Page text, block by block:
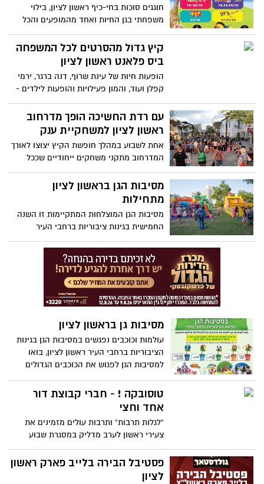
חוגגים סוכות בחי-כיף ראשון לציון, בילוי
משפחתי בגן החיות ואחד מהמופעים והכל
בכרטיס אחד בין התאריכים 17-24.10.2016
קיץ גדול מהסרטים לכל המשפחה
ביס פלאנט ראשון לציון
הופעות חיות של עינת שרוף, דנה ברגר, ירמי
קפלן ועוד, והמון פעילויות והופעות לילדים -
מיכל הקטנה, קופיקו, ופסטיבלים מתחלפים
בהשראת סרטי הקיץ.... והכל ללא תשלום
עם רדת החשיכה הופך מדרחוב
ראשון לציון למשחקיית ענק
אחת לשבוע במהלך חופשת הקיץ יצוצו לאורך
המדרחוב מתקני משחקים ייחודיים שככל
הנראה לא תפגשו בשום מקום אחר * ממתקן
תופים ענק שילדים יכולים לשחק עליו ולהפיק
צלילים ועד מתקנים אישיים קטנים, שאפשר
גם ברובע הבילויים *הכניסה חופשית*
מסיבות הגן בראשון לציון
מתחילות
מסיבות הגן המוצלחות המתקיימות זו השנה
החמישית בגינות ציבוריות ברחבי העיר
בחודשי הקיץ, יתקיימו ב-17 גינות ציבוריות
ברחבי העיר * בתפריט: מופעים של כוכבי
מסיבות והכול בחינם
מסיבות גן בראשון לציון
עולמות וכוכבים נפגשים במסיבות הגן בגינות
הציבוריות ברחבי העיר ראשון לציון, בואו
למסיבות הגן לפגוש את הכוכבים הגדולים
טוסובקה ! - חברי קבוצת דור
אחד וחצי
"לגלות תרבות" ותרבות עולים מזמינים את
צעירי ראשון לערב מדליק במסגרת שבוע
הספר 22 ליוני, יום רביעי ב20:00 בבית העם
רחוב זד"ל 3.
פסטיבל הבירה בלייב פארק ראשון
לציון